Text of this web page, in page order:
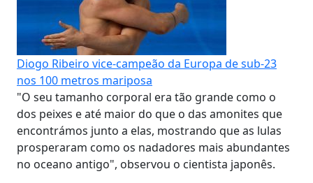
Diogo Ribeiro vice-campeão da Europa de sub-23
nos 100 metros mariposa
"O seu tamanho corporal era tão grande como o
dos peixes e até maior do que o das amonites que
encontrámos junto a elas, mostrando que as lulas
prosperaram como os nadadores mais abundantes
no oceano antigo", observou o cientista japonês.